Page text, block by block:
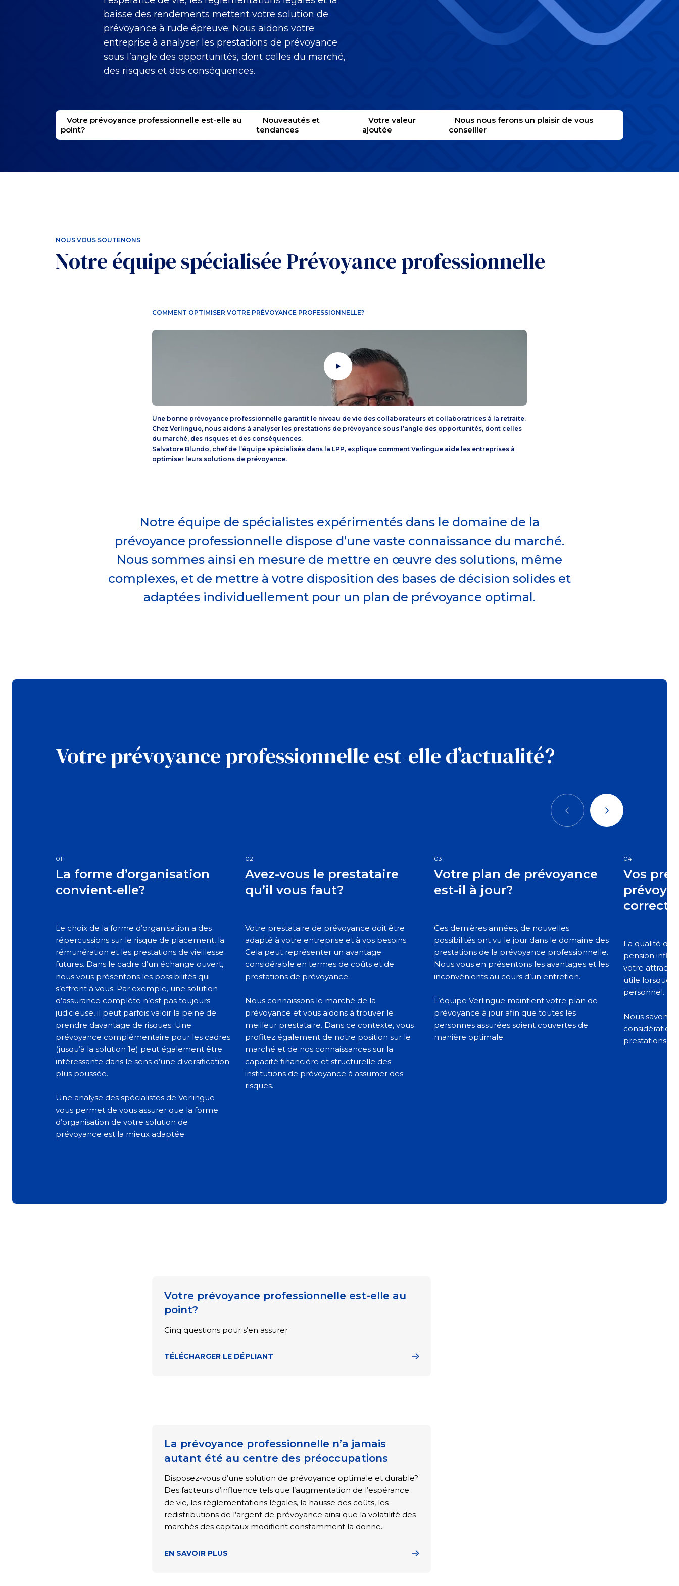
baisse des rendements mettent votre solution de
prévoyance à rude épreuve. Nous aidons votre
entreprise à analyser les prestations de prévoyance
sous l’angle des opportunités, dont celles du marché,
des risques et des conséquences.
Votre prévoyance professionnelle est-elle au
point?
Nouveautés et
tendances
Votre valeur
ajoutée
Nous nous ferons un plaisir de vous
conseiller
NOUS VOUS SOUTENONS
Notre équipe spécialisée Prévoyance professionnelle
COMMENT OPTIMISER VOTRE PRÉVOYANCE PROFESSIONNELLE?
Une bonne prévoyance professionnelle garantit le niveau de vie des collaborateurs et collaboratrices à la retraite.
Chez Verlingue, nous aidons à analyser les prestations de prévoyance sous l’angle des opportunités, dont celles
du marché, des risques et des conséquences.
Salvatore Blundo, chef de l’équipe spécialisée dans la LPP, explique comment Verlingue aide les entreprises à
optimiser leurs solutions de prévoyance.
Notre équipe de spécialistes expérimentés dans le domaine de la
prévoyance professionnelle dispose d’une vaste connaissance du marché.
Nous sommes ainsi en mesure de mettre en œuvre des solutions, même
complexes, et de mettre à votre disposition des bases de décision solides et
adaptées individuellement pour un plan de prévoyance optimal.
Votre prévoyance professionnelle est-elle d’actualité?
Précédent Suivant
01
La forme d’organisation
convient-elle?
Le choix de la forme d’organisation a des
répercussions sur le risque de placement, la
rémunération et les prestations de vieillesse
futures. Dans le cadre d’un échange ouvert,
nous vous présentons les possibilités qui
s’offrent à vous. Par exemple, une solution
d’assurance complète n’est pas toujours
judicieuse, il peut parfois valoir la peine de
prendre davantage de risques. Une
prévoyance complémentaire pour les cadres
(jusqu’à la solution 1e) peut également être
intéressante dans le sens d’une diversification
plus poussée.
Une analyse des spécialistes de Verlingue
vous permet de vous assurer que la forme
d’organisation de votre solution de
prévoyance est la mieux adaptée.
02
Avez-vous le prestataire
qu’il vous faut?
Votre prestataire de prévoyance doit être
adapté à votre entreprise et à vos besoins.
Cela peut représenter un avantage
considérable en termes de coûts et de
prestations de prévoyance.
Nous connaissons le marché de la
prévoyance et vous aidons à trouver le
meilleur prestataire. Dans ce contexte, vous
profitez également de notre position sur le
marché et de nos connaissances sur la
capacité financière et structurelle des
institutions de prévoyance à assumer des
risques.
03
Votre plan de prévoyance
est-il à jour?
Ces dernières années, de nouvelles
possibilités ont vu le jour dans le domaine des
prestations de la prévoyance professionnelle.
Nous vous en présentons les avantages et les
inconvénients au cours d’un entretien.
L’équipe Verlingue maintient votre plan de
prévoyance à jour afin que toutes les
personnes assurées soient couvertes de
manière optimale.
04
Vos
La qualité
pension
votre
utile lorsque
personnel.
Nous savons
considération
prestations
Votre prévoyance professionnelle est-elle au
point?
Cinq questions pour s’en assurer
TÉLÉCHARGER LE DÉPLIANT
La prévoyance professionnelle n’a jamais
autant été au centre des préoccupations
Disposez-vous d’une solution de prévoyance optimale et durable?
Des facteurs d’influence tels que l’augmentation de l’espérance
de vie, les réglementations légales, la hausse des coûts, les
redistributions de l’argent de prévoyance ainsi que la volatilité des
marchés des capitaux modifient constamment la donne.
EN SAVOIR PLUS